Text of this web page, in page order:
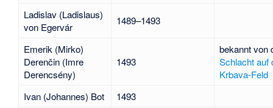
Ladislav (Ladislaus)
von Egervár
1489–1493
Emerik (Mirko)
Derenčin (Imre
Derencsény)
1493
bekannt von
Schlacht auf
Krbava-Feld
Ivan (Johannes) Bot
1493